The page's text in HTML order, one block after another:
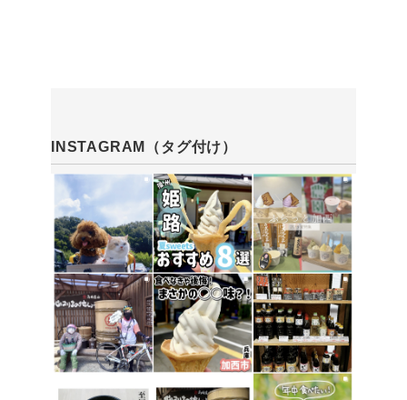
INSTAGRAM（タグ付け）